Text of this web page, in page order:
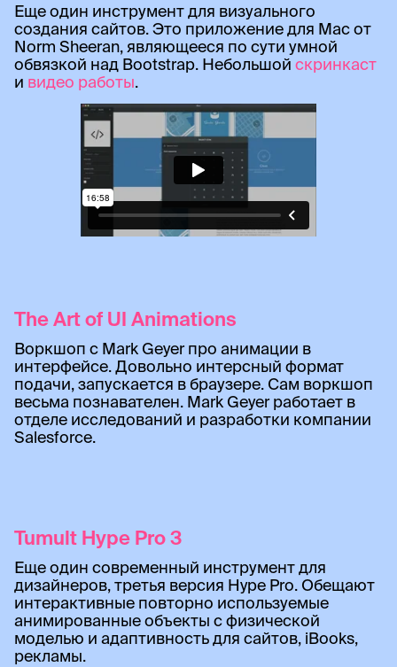
Еще один инструмент для визуального
создания сайтов. Это приложение для Mac от
Norm Sheeran, являющееся по сути умной
обвязкой над Bootstrap. Небольшой скринкаст
и видео работы.
The Art of UI Animations
Воркшоп с Mark Geyer про анимации в
интерфейсе. Довольно интерсный формат
подачи, запускается в браузере. Сам воркшоп
весьма познавателен. Mark Geyer работает в
отделе исследований и разработки компании
Salesforce.
Tumult Hype Pro 3
Еще один современный инструмент для
дизайнеров, третья версия Hype Pro. Обещают
интерактивные повторно используемые
анимированные объекты с физической
моделью и адаптивность для сайтов, iBooks,
рекламы.